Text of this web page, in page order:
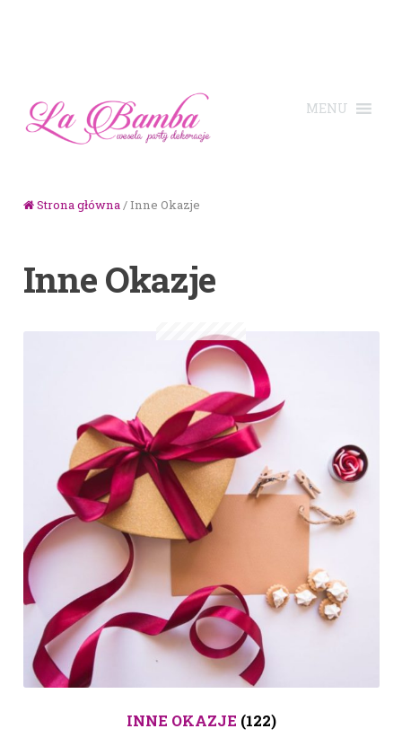
Strona główna/ Inne Okazje
Inne Okazje
INNE OKAZJE (122)